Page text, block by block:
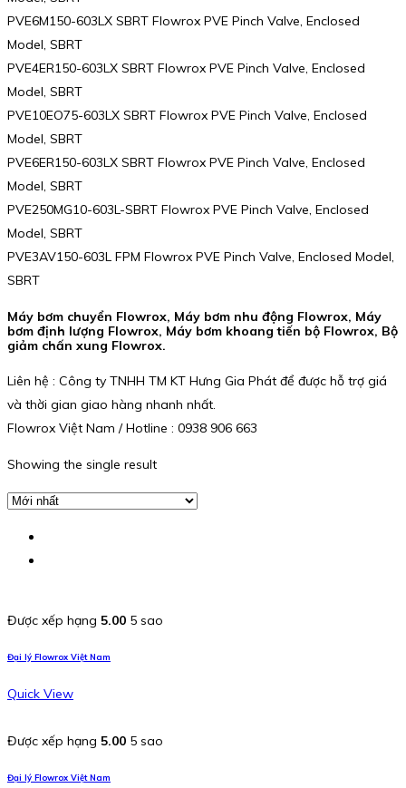
PVE6M150-603LX SBRT Flowrox PVE Pinch Valve, Enclosed
Model, SBRT
PVE4ER150-603LX SBRT Flowrox PVE Pinch Valve, Enclosed
Model, SBRT
PVE10EO75-603LX SBRT Flowrox PVE Pinch Valve, Enclosed
Model, SBRT
PVE6ER150-603LX SBRT Flowrox PVE Pinch Valve, Enclosed
Model, SBRT
PVE250MG10-603L-SBRT Flowrox PVE Pinch Valve, Enclosed
Model, SBRT
PVE3AV150-603L FPM Flowrox PVE Pinch Valve, Enclosed Model,
SBRT
Máy bơm chuyển Flowrox, Máy bơm nhu động Flowrox, Máy
bơm định lượng Flowrox, Máy bơm khoang tiến bộ Flowrox, Bộ
giảm chấn xung Flowrox.
Liên hệ : Công ty TNHH TM KT Hưng Gia Phát để được hỗ trợ giá
và thời gian giao hàng nhanh nhất.
Flowrox Việt Nam / Hotline : 0938 906 663
Showing the single result
Được xếp hạng 5.00 5 sao
Đại lý Flowrox Việt Nam
Quick View
Được xếp hạng 5.00 5 sao
Đại lý Flowrox Việt Nam